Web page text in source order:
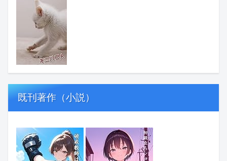
既刊著作（小説）